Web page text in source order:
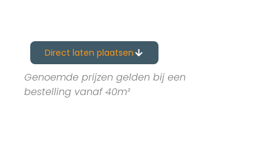
Direct laten plaatsen
Genoemde prijzen gelden bij een
bestelling vanaf 40m²